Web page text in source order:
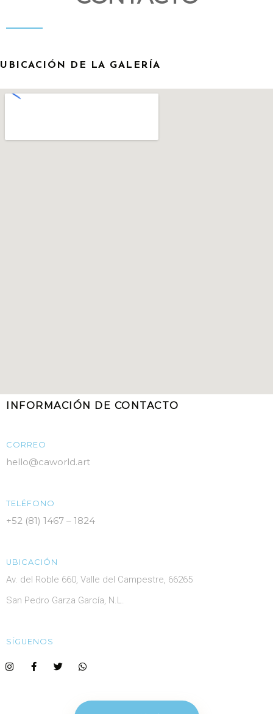
UBICACIÓN DE LA GALERÍA
INFORMACIÓN DE CONTACTO
CORREO
hello@caworld.art
TELÉFONO
+52 (81) 1467 – 1824
UBICACIÓN
Av. del Roble 660, Valle del Campestre, 66265
San Pedro Garza García, N.L.
SÍGUENOS